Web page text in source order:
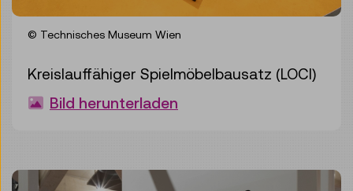
© Technisches Museum Wien
Kreislauffähiger Spielmöbelbausatz (LOCI)
Bild herunterladen